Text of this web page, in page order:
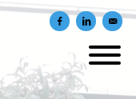
Delen op Facebook
Delen op